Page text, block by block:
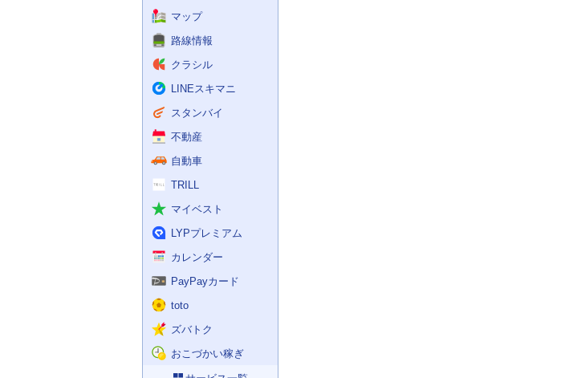
マップ
路線情報
クラシル
LINEスキマニ
スタンバイ
不動産
自動車
TRILL
マイベスト
LYPプレミアム
カレンダー
PayPayカード
toto
ズバトク
おこづかい稼ぎ